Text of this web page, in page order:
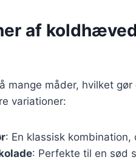
af
mange måder, hvilket
variationer:
: En klassisk
: Perfekte til en sød